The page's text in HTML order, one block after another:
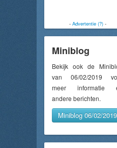
- Advertentie (?)-
Miniblog
Bekijk ook de
van 06/02/2019
meer informatie
andere berichten.
Miniblog 06/02/2019